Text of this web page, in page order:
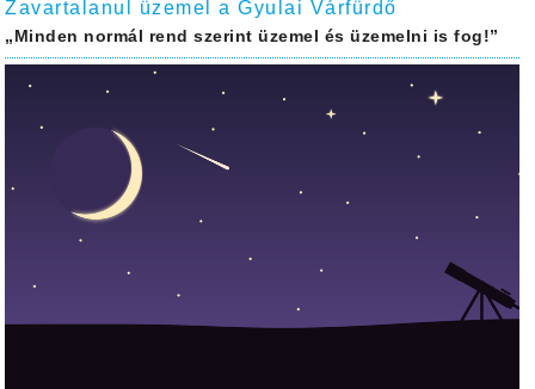
Zavartalanul üzemel a Gyulai Várfürdő
„Minden normál rend szerint üzemel és üzemelni is fog!”